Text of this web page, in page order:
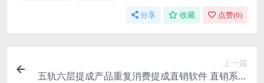
分享 收藏 点赞(0)
上一篇
五轨六层提成产品重复消费提成直销软件 直销系统